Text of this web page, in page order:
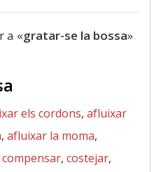
a «gratar-se la bossa»
els cordons, afluixar
, afluixar la moma,
compensar, costejar,